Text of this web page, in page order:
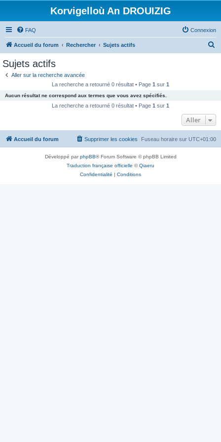
Korvigelloù An DROUIZIG
FAQ Connexion
Accueil du forum Rechercher Sujets actifs
c
e
Sujets actifs
Aller sur la recherche avancée
La recherche a retourné 0 résultat • Page 1 sur 1
Aucun résultat ne correspond aux termes que vous avez spécifiés.
La recherche a retourné 0 résultat • Page 1 sur 1
Aller
Accueil du forum Fuseau horaire sur UTC+01:00
Supprimer les cookies
Développé parphpBB® Forum Software © phpBB Limited
Traduction française officielle ©Qiaeru
Confidentialité | Conditions